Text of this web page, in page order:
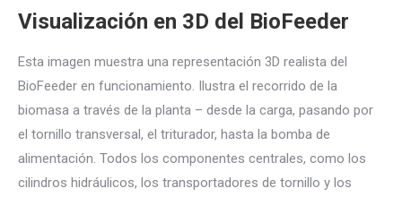
Visualización en 3D del BioFeeder
Esta imagen muestra una representación 3D realista del
BioFeeder en funcionamiento. Ilustra el recorrido de la
biomasa a través de la planta – desde la carga, pasando por
el tornillo transversal, el triturador, hasta la bomba de
alimentación. Todos los componentes centrales, como los
cilindros hidráulicos, los transportadores de tornillo y los